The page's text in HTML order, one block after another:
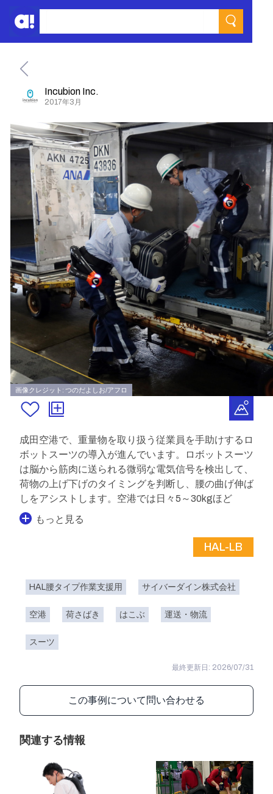
Incubion Inc.
2017年3月
画像クレジット: つのだよしお/アフロ
成田空港で、重量物を取り扱う従業員を手助けするロ
ボットスーツの導入が進んでいます。ロボットスーツ
は脳から筋肉に送られる微弱な電気信号を検出して、
荷物の上げ下げのタイミングを判断し、腰の曲げ伸ば
しをアシストします。空港では日々5～30kgほど
もっと見る
HAL-LB
HAL腰タイプ作業支援用 サイバーダイン株式会社
空港 荷さばき はこぶ 運送・物流
スーツ
最終更新日: 2026/07/31
この事例について問い合わせる
関連する情報